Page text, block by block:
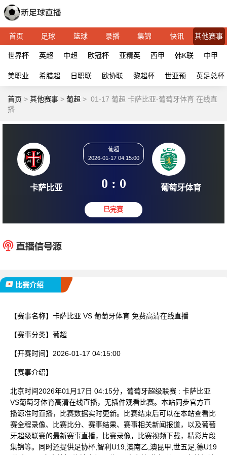
首页 足球 篮球 录播 集锦 快讯 其他赛事
世界杯 英超 中超 欧冠杯 亚精英 西甲 韩K联 中甲
美职业 希腊超 日职联 欧协联 黎超杯 世亚预 英足总杯
首页 > 其他赛事 > 葡超 > 01-17 葡超 卡萨比亚-葡萄牙体育 在线直
播
2026-01-17 04:15:00
0 : 0
比赛介绍
【赛事名称】 卡萨比亚 VS 葡萄牙体育 免费高清在线直播
【赛事分类】 葡超
【开赛时间】 2026-01-17 04:15:00
【赛事介绍】
北京时间2026年01月17日 04:15分，葡萄牙超级联赛 : 卡萨比亚
VS葡萄牙体育高清在线直播，无插件观看比赛。本站同步官方直
播源准时直播，比赛数据实时更新。比赛结束后可以在本站查看比
赛全程录像、比赛比分、赛事结果、赛事相关新闻报道，以及葡萄
牙超级联赛的最新赛事直播，比赛录像，比赛视频下载，精彩片段
集锦等。同时还提供足协杯,智利U19,澳南乙,澳昆甲,世五足,德U19